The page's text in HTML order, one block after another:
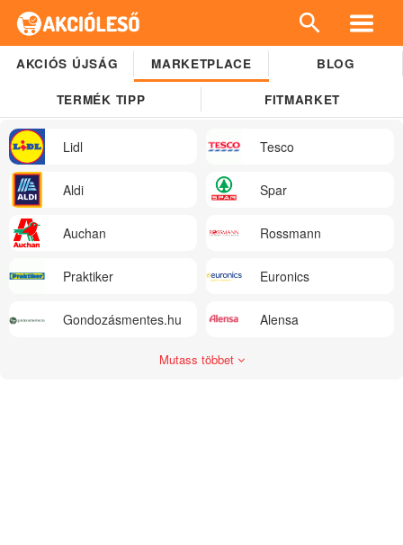
AKCIÓS ÚJSÁG MARKETPLACE BLOG
TERMÉK TIPP FITMARKET
Lidl Tesco
Aldi Spar
Auchan Rossmann
Praktiker Euronics
Gondozásmentes.hu Alensa
Mutass többet